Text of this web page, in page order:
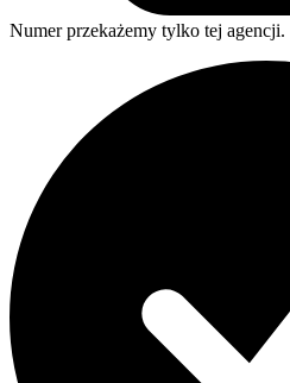
Numer przekażemy tylko tej agencji.